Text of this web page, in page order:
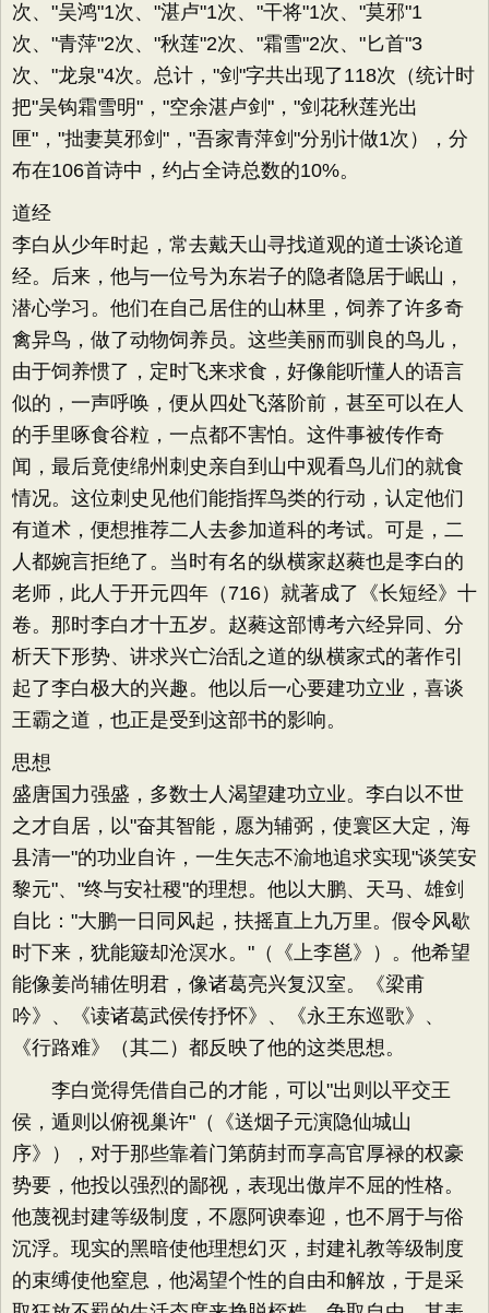
次、"吴鸿"1次、"湛卢"1次、"干将"1次、"莫邪"1
次、"青萍"2次、"秋莲"2次、"霜雪"2次、"匕首"3
次、"龙泉"4次。总计，"剑"字共出现了118次（统计时
把"吴钩霜雪明"，"空余湛卢剑"，"剑花秋莲光出
匣"，"拙妻莫邪剑"，"吾家青萍剑"分别计做1次），分
布在106首诗中，约占全诗总数的10%。
道经
李白从少年时起，常去戴天山寻找道观的道士谈论道
经。后来，他与一位号为东岩子的隐者隐居于岷山，
潜心学习。他们在自己居住的山林里，饲养了许多奇
禽异鸟，做了动物饲养员。这些美丽而驯良的鸟儿，
由于饲养惯了，定时飞来求食，好像能听懂人的语言
似的，一声呼唤，便从四处飞落阶前，甚至可以在人
的手里啄食谷粒，一点都不害怕。这件事被传作奇
闻，最后竟使绵州刺史亲自到山中观看鸟儿们的就食
情况。这位刺史见他们能指挥鸟类的行动，认定他们
有道术，便想推荐二人去参加道科的考试。可是，二
人都婉言拒绝了。当时有名的纵横家赵蕤也是李白的
老师，此人于开元四年（716）就著成了《长短经》十
卷。那时李白才十五岁。赵蕤这部博考六经异同、分
析天下形势、讲求兴亡治乱之道的纵横家式的著作引
起了李白极大的兴趣。他以后一心要建功立业，喜谈
王霸之道，也正是受到这部书的影响。
思想
盛唐国力强盛，多数士人渴望建功立业。李白以不世
之才自居，以"奋其智能，愿为辅弼，使寰区大定，海
县清一"的功业自许，一生矢志不渝地追求实现"谈笑安
黎元"、"终与安社稷"的理想。他以大鹏、天马、雄剑
自比："大鹏一日同风起，扶摇直上九万里。假令风歇
时下来，犹能簸却沧溟水。"（《上李邕》）。他希望
能像姜尚辅佐明君，像诸葛亮兴复汉室。《梁甫
吟》、《读诸葛武侯传抒怀》、《永王东巡歌》、
《行路难》（其二）都反映了他的这类思想。
李白觉得凭借自己的才能，可以"出则以平交王
侯，遁则以俯视巢许"（《送烟子元演隐仙城山
序》），对于那些靠着门第荫封而享高官厚禄的权豪
势要，他投以强烈的鄙视，表现出傲岸不屈的性格。
他蔑视封建等级制度，不愿阿谀奉迎，也不屑于与俗
沉浮。现实的黑暗使他理想幻灭，封建礼教等级制度
的束缚使他窒息，他渴望个性的自由和解放，于是采